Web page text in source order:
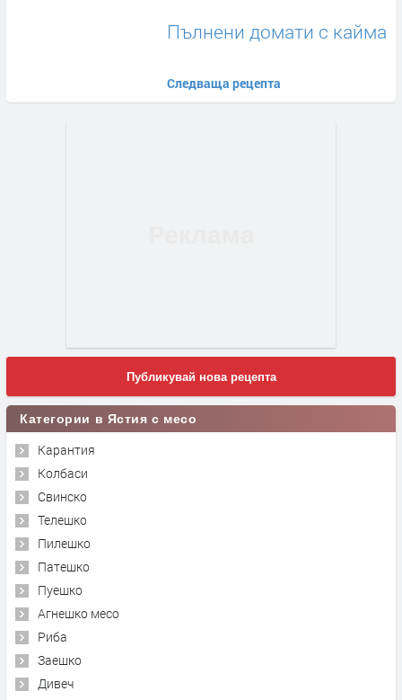
Пълнени домати с кайма
Следваща рецепта
Публикувай нова рецепта
Категории в Ястия с месо
Карантия
Колбаси
Свинско
Телешко
Пилешко
Патешко
Пуешко
Агнешко месо
Риба
Заешко
Дивеч